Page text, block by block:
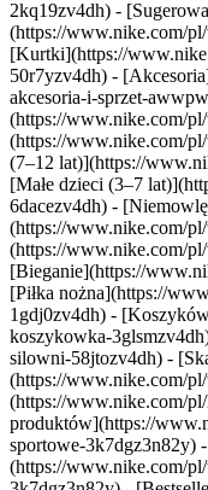
2kq19zv4dh) -
(https://www.nike.com/
[Kurtki](https://
50r7yzv4dh) -
akcesoria-i-sprzet-
(https://www.nike.com/
(https://www.nike.com/
(7–12 lat)](https://
[Małe dzieci (3–7
6dacezv4dh) -
(https://www.nike.com/
(https://www.nike.com/
[Bieganie](https://
[Piłka nożna](https://
1gdj0zv4dh) -
koszykowka-
silowni-58jtozv4dh) -
(https://www.nike.com/
(https://www.nike.com/
produktów](https://
sportowe-3k7dgz3n82y)
(https://www.nike.com/